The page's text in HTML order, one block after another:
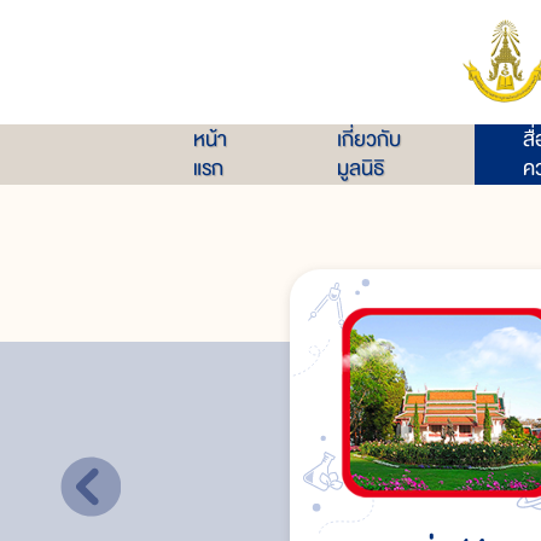
หน้า
แรก
เกี่ยวกับ
มูลนิธิ
สื่
ค
พระราชวังในสมัยรัชกาลที่ ๖
พระราชวังในสมัยรัชกาลที่ ๗
พระราชวังในสมัยรัชกาลปัจจุบัน